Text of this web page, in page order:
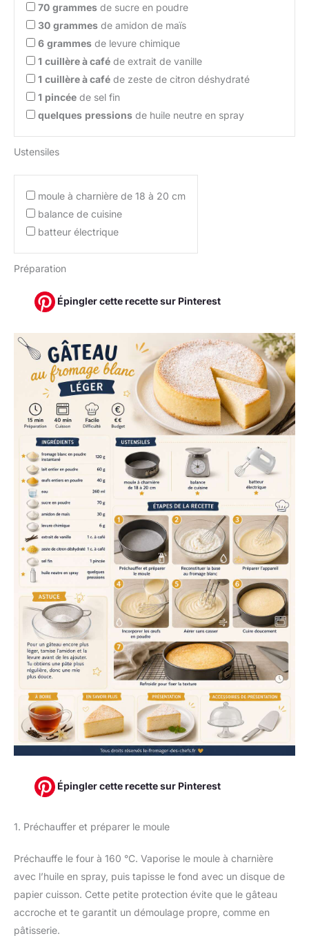
70 grammes de sucre en poudre
30 grammes de amidon de maïs
6 grammes de levure chimique
1 cuillère à café de extrait de vanille
1 cuillère à café de zeste de citron déshydraté
1 pincée de sel fin
quelques pressions de huile neutre en spray
Ustensiles
moule à charnière de 18 à 20 cm
balance de cuisine
batteur électrique
Préparation
Épingler cette recette sur Pinterest
Épingler cette recette sur Pinterest
1. Préchauffer et préparer le moule
Préchauffe le four à 160 °C. Vaporise le moule à charnière
avec l’huile en spray, puis tapisse le fond avec un disque de
papier cuisson. Cette petite protection évite que le gâteau
accroche et te garantit un démoulage propre, comme en
pâtisserie.